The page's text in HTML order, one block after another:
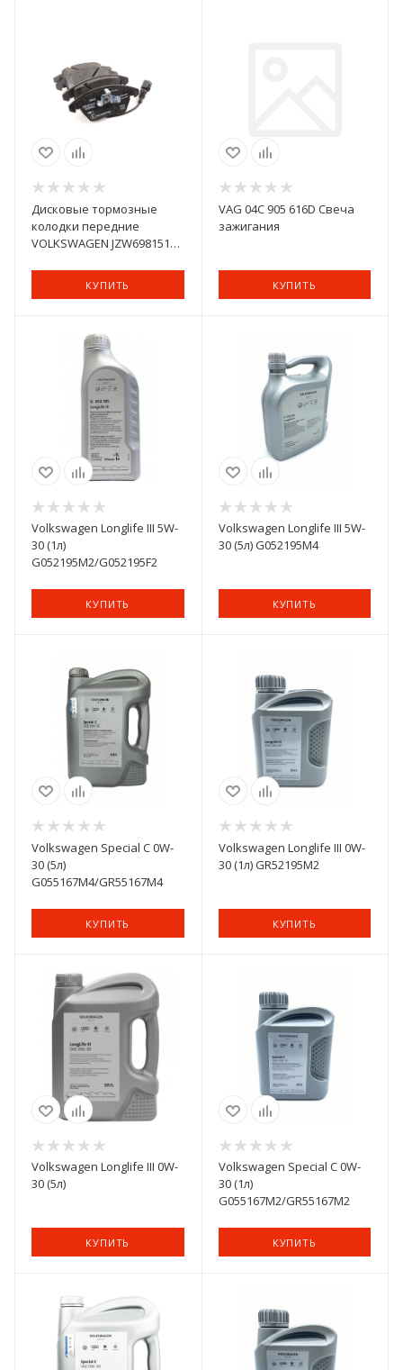
Дисковые тормозные
колодки передние
VOLKSWAGEN JZW698151B
КУПИТЬ
VAG 04C 905 616D Свеча
зажигания
КУПИТЬ
Volkswagen Longlife III 5W-
30 (1л)
G052195M2/G052195F2
КУПИТЬ
Volkswagen Longlife III 5W-
30 (5л) G052195M4
КУПИТЬ
Volkswagen Special C 0W-
30 (5л)
G055167M4/GR55167M4
КУПИТЬ
Volkswagen Longlife III 0W-
30 (1л) GR52195M2
КУПИТЬ
Volkswagen Longlife III 0W-
30 (5л)
КУПИТЬ
Volkswagen Special C 0W-
30 (1л)
G055167M2/GR55167M2
КУПИТЬ